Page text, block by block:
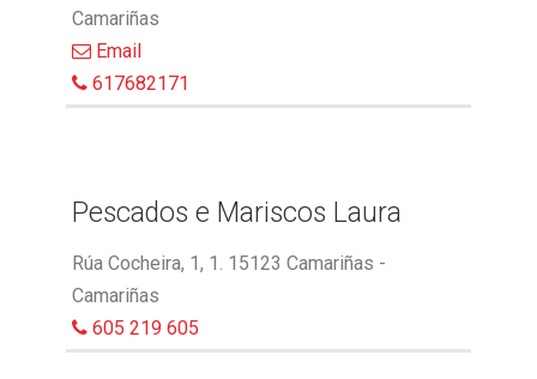
Camariñas
Email
617682171
Pescados e Mariscos Laura
Rúa Cocheira, 1, 1. 15123 Camariñas -
Camariñas
605 219 605